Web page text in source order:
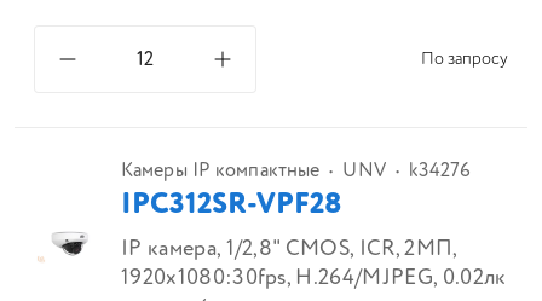
По запросу
Камеры IP компактные UNV k34276
IPC312SR-VPF28
IP камера, 1/2,8" CMOS, ICR, 2МП,
1920x1080:30fps, H.264/MJPEG, 0.02лк